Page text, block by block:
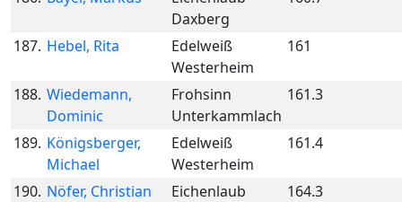
Daxberg
187. Hebel, Rita
Edelweiß
Westerheim
161
188. Wiedemann,
Dominic
Frohsinn
Unterkammlach
161.3
189. Königsberger,
Michael
Edelweiß
Westerheim
161.4
190. Nöfer, Christian
Eichenlaub
164.3